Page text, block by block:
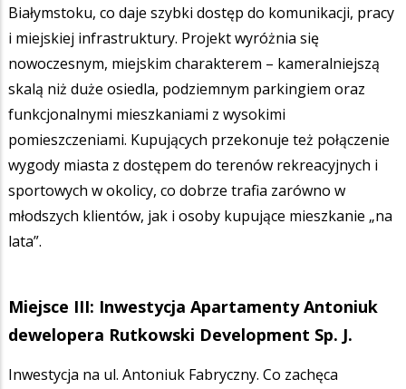
Białymstoku, co daje szybki dostęp do komunikacji, pracy
i miejskiej infrastruktury. Projekt wyróżnia się
nowoczesnym, miejskim charakterem – kameralniejszą
skalą niż duże osiedla, podziemnym parkingiem oraz
funkcjonalnymi mieszkaniami z wysokimi
pomieszczeniami. Kupujących przekonuje też połączenie
wygody miasta z dostępem do terenów rekreacyjnych i
sportowych w okolicy, co dobrze trafia zarówno w
młodszych klientów, jak i osoby kupujące mieszkanie „na
lata”.
Miejsce III: Inwestycja Apartamenty Antoniuk
dewelopera Rutkowski Development Sp. J.
Inwestycja na ul. Antoniuk Fabryczny. Co zachęca